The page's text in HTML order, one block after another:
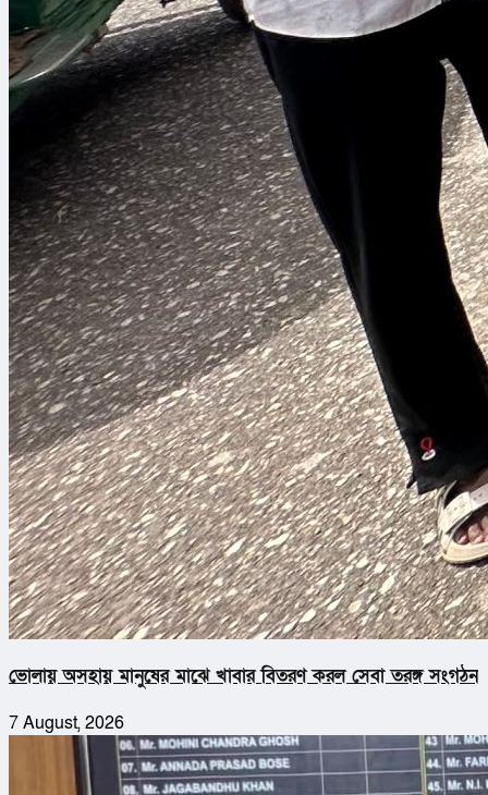
ভোলায় অসহায় মানুষের মাঝে খাবার বিতরণ করল সেবা তরঙ্গ সংগঠন
7 August, 2026